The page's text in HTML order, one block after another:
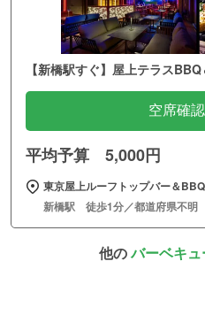
【新橋駅すぐ】屋上テラス
空席確
平均予算 5,000円
東京屋上ルーフトップバー＆
新橋駅 徒歩1分／都道府県不明
他のバーベキュ